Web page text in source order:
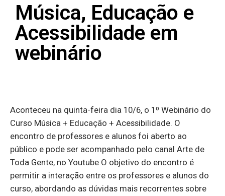
Música, Educação e
Acessibilidade em
webinário
Aconteceu na quinta-feira dia 10/6, o 1º Webinário do
Curso Música + Educação + Acessibilidade. O
encontro de professores e alunos foi aberto ao
público e pode ser acompanhado pelo canal Arte de
Toda Gente, no Youtube O objetivo do encontro é
permitir a interação entre os professores e alunos do
curso, abordando as dúvidas mais recorrentes sobre